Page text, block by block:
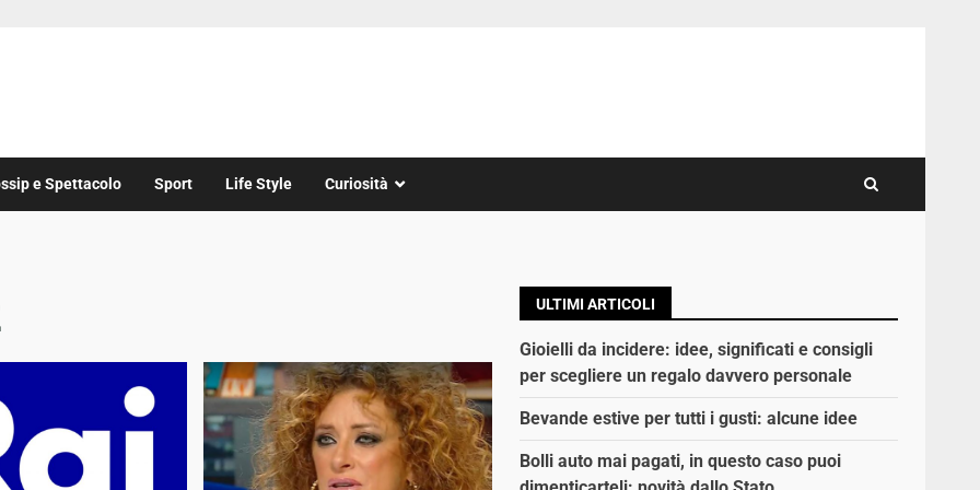
e Spettacolo Sport Life Style Curiosità
ULTIMI ARTICOLI
Gioielli da incidere: idee, significati e consigli
per scegliere un regalo davvero personale
Bevande estive per tutti i gusti: alcune idee
Bolli auto mai pagati, in questo caso puoi